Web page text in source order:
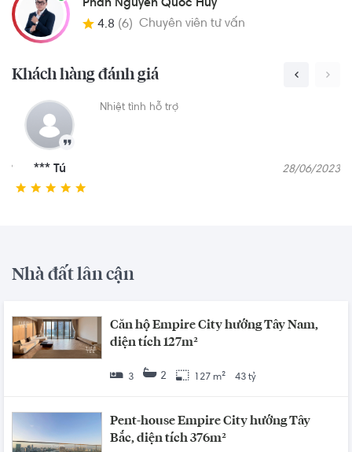
Phan Nguyễn Quốc Huy
4.8 (6) Chuyên viên tư vấn
Khách hàng đánh giá
*** Tâm
Nhân viên Quốc Huy rất nhiệt tình và tư vấn sản
07/11/2023
Nhà đất lân cận
Căn hộ Empire City hướng Tây Nam,
diện tích 127m²
3 2 127 m² 43 tỷ
Pent-house Empire City hướng Tây
Bắc, diện tích 376m²